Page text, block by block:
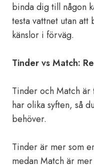
binda dig till någon
testa vattnet utan
känslor i förväg.
Tinder vs Match:
Tinder och Match
har olika syften, så
behöver.
Tinder är mer som
medan Match är